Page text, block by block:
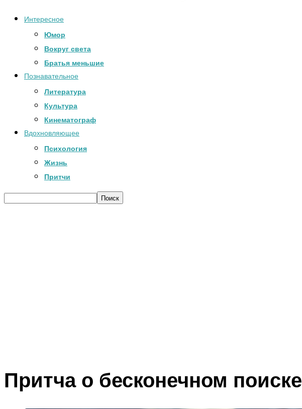
Интересное
Юмор
Вокруг света
Братья меньшие
Познавательное
Литература
Культура
Кинематограф
Вдохновляющее
Психология
Жизнь
Притчи
Притча о бесконечном поиске